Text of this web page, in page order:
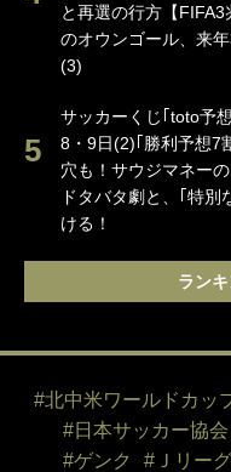
と再選の行方【
のオウンゴール、来年
(3)
サッカーくじ｢toto予
8・9日(2)｢勝利予想7
穴も！サウジマネー
ドタバタ劇と、｢特別
ける！
ラン
#北中米ワールドカッ
#日本サッカー協会
#ゲンク
#Ｊリーグ